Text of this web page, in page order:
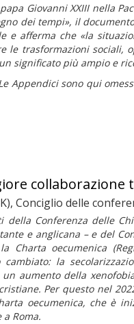
Giovanni XXIII nella
dei tempi», il
e afferma che«la
le trasformazioni sociali,
significato più ampio e
Appendici sono qui
collaborazione
Conciglio delle
Conferenza delle
e anglicana – e del
Charta oecumenica
la
aumento della
Per questo nel
oecumenica, che è
Roma.